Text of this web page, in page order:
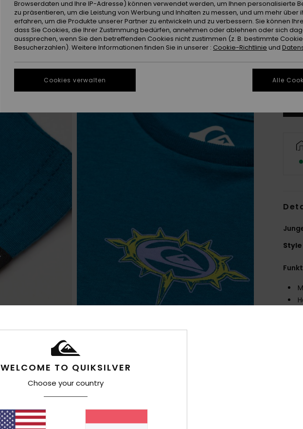
2
Style
WELCOME TO QUIKSILVER
Choose your country
Browserdaten und Ihre IP-Adresse) können verwendet werden, um Ihnen personalisierte
zu präsentieren, um die Leistung von Werbung und Inhalten zu messen, und um mehr über
erfahren, um die Produkte unserer Partner zu entwickeln und zu verbessern. Sie können
dass Sie Cookies, die Ihrer Zustimmung bedürfen, annehmen oder ablehnen oder sich
aussprechen, wenn Sie den betreffenden Cookies nicht zustimmen (z. B. bestimmte
Besucherzahlen). Weitere Informationen finden Sie in unserer : Cookie-Richtlinie und
Cookies verwalten Alle